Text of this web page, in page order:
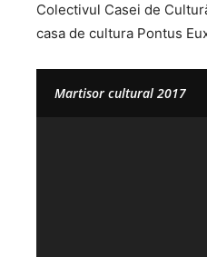
Colectivul Casei de
casa de cultura Pontus
Martisor cultural 2017